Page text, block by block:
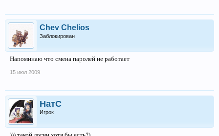
Chev Chelios
Заблокирован
Напоминаю что смена паролей не работает
15 июл 2009
НатС
Игрок